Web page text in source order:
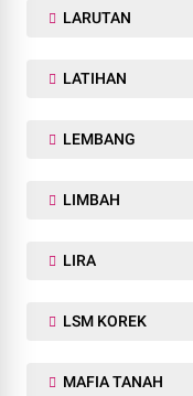
LARUTAN
LATIHAN
LEMBANG
LIMBAH
LIRA
LSM KOREK
MAFIA TANAH